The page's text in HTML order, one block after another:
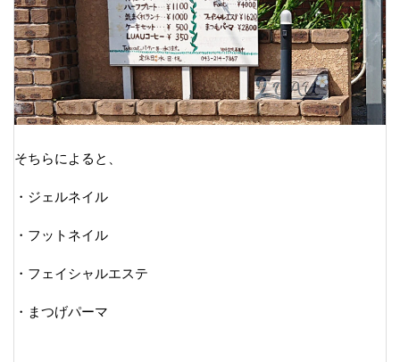
そちらによると、
・ジェルネイル
・フットネイル
・フェイシャルエステ
・まつげパーマ